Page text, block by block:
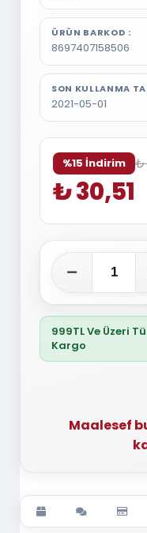
ÜRÜN BARKOD
8697407158506
SON KULLANMA
2021-05-01
%15 İndirim ₺
₺ 30,51
999TL Ve Üzeri
Kargo
Maalesef